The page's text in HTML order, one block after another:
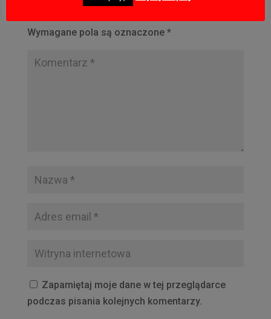
Wymagane pola są oznaczone *
Zapamiętaj moje dane w tej przeglądarce
podczas pisania kolejnych komentarzy.